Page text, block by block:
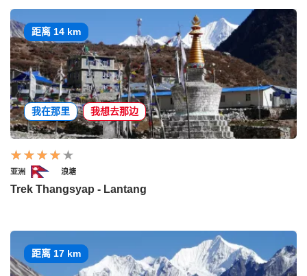
距离 14 km
我在那里 我想去那边
亚洲 浪塘
Trek Thangsyap - Lantang
距离 17 km